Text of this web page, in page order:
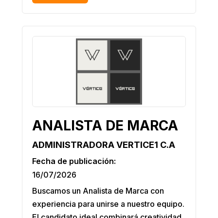
ANALISTA DE MARCA
ADMINISTRADORA VERTICE1 C.A
Fecha de publicación:
16/07/2026
Buscamos un Analista de Marca con
experiencia para unirse a nuestro equipo.